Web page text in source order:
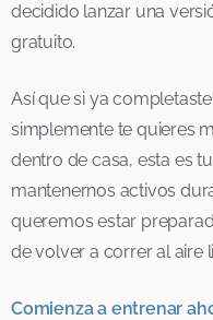
decidido lanzar una
gratuito.
Así que si ya
simplemente te quieres
dentro de casa, esta es
mantenernos activos
queremos estar
de volver a correr al aire
Comienza a entrenar